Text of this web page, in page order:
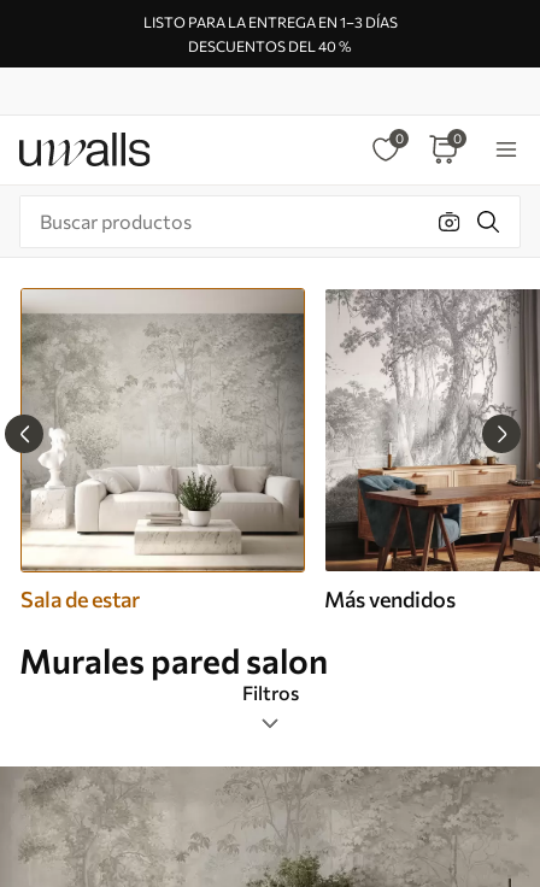
LISTO PARA LA ENTREGA EN 1–3 DÍAS
DESCUENTOS DEL 40 %
0 0
Sala de estar Más vendidos
Murales pared salon
Filtros
Etiquetas
Formato de imagen
Paleta de colores